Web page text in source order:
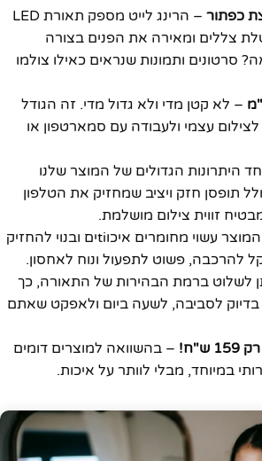
כפתור
– הרינג לייט מספק תאורת LED
צללים ומאירה את הפנים בצורה
סרטונים ותמונות שנראים כאילו צולמו
– לא קטן מדי ולא גדול מדי. זה הגודל
עצמי ולעבודה עם סמארטפון או
היתרונות הגדולים של המוצר שלנו
תופסן חזק ויציב שמחזיק את הטלפון
זווית צילום מושלמת.
– המוצר עשוי מחומרים איכוtiים ובנוי להחזיק
להרכבה, פשוט לתפעול ונוח לאחסון.
לשלוט ברמת הבהירות של התאורה, כך
לסביבה, לשעה ביום ולאפקט שאתם
– בהשוואה למוצרים דומים
במיוחד, מבלי לוותר על איכות.